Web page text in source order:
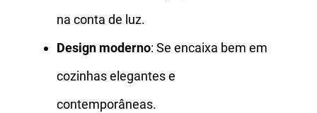
na conta de luz.
Design moderno: Se encaixa bem em
cozinhas elegantes e
contemporâneas.